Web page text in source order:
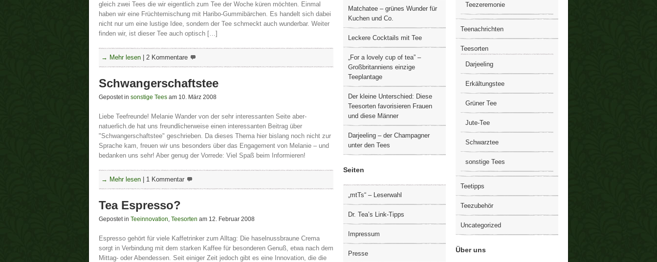
gleich zwei Tees die wir eigentlich zum Tee der Woche küren möchten. Einmal
haben wir eine Früchtemischung mit Haribo-Gummibärchen. Es handelt sich dabei
nicht nur um eine lustige Idee, sondern der Tee schmeckt auch wunderbar. Weiter
finden wir, ist dieser Tee auch optisch […]
→ Mehr lesen 2 Kommentare
Schwangerschaftstee
Gepostet in sonstige Tees am 10. März 2008
Liebe Teefreunde! Melanie Wander von der sehr interessanten Seite aber-
natuerlich.de hat uns freundlicherweise einen interessanten Beitrag über
"Schwangerschaftstee" geschrieben. Da dieses Thema hier bislang noch nicht zur
Sprache kam, freuen wir uns besonders über das Engagement von Melanie – und
bedanken uns sehr! Aber genug der Vorrede: Viel Spaß beim Informieren!
→ Mehr lesen 1 Kommentar
Tea Espresso?
Gepostet in Teeinnovation, Teesorten am 12. Februar 2008
Espresso gehört für viele Kaffetrinker zum Alltag: Die haselnussbraune Crema
sorgt in Verbindung mit dem starken Kaffee für besonderen Genuß, etwa nach dem
Mittag- oder Abendessen. Seit einiger Zeit jedoch gibt es eine Innovation, die die
Matchatee – grünes Wunder für
Kuchen und Co.
Leckere Cocktails mit Tee
„For a lovely cup of tea” –
Großbritanniens einzige
Teeplantage
Der kleine Unterschied: Diese
Teesorten favorisieren Frauen
und diese Männer
Darjeeling – der Champagner
unter den Tees
Seiten
„mtTs“ – Leserwahl
Dr. Tea’s Link-Tipps
Impressum
Presse
Teezeremonie
Teenachrichten
Teesorten
Darjeeling
Erkältungstee
Grüner Tee
Jute-Tee
Schwarztee
sonstige Tees
Teetipps
Teezubehör
Uncategorized
Über uns